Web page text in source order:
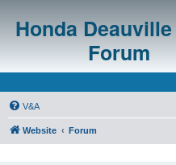
Honda
Forum
V&A
Website Forum